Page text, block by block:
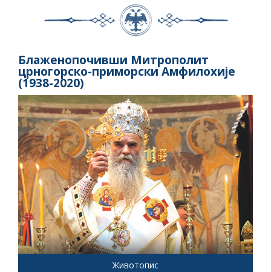
Блаженопочивши Митрополит
црногорско-приморски Амфилохије
(1938-2020)
Животопис